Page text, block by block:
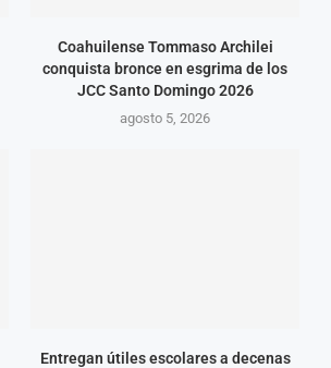
Coahuilense Tommaso Archilei
conquista bronce en esgrima de los
JCC Santo Domingo 2026
agosto 5, 2026
Entregan útiles escolares a decenas